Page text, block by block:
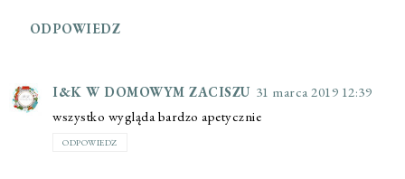
ODPOWIEDZ
I&K W DOMOWYM ZACISZU 31 marca 2019 12:39
wszystko wygląda bardzo apetycznie
ODPOWIEDZ